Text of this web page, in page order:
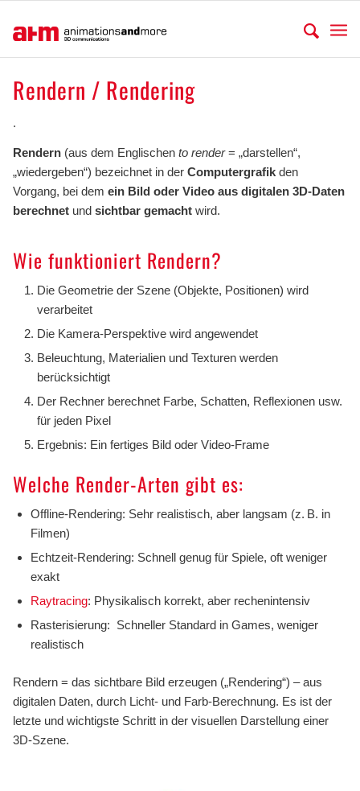
Rendern / Rendering
.
Rendern(aus dem Englischen to render= „darstellen“,
„wiedergeben“) bezeichnet in der Computergrafikden
Vorgang, bei dem ein Bild oder Video aus digitalen 3D-Daten
berechnetund sichtbar gemachtwird.
Wie funktioniert Rendern?
Die Geometrie der Szene (Objekte, Positionen) wird
verarbeitet
Die Kamera-Perspektive wird angewendet
Beleuchtung, Materialien und Texturen werden
berücksichtigt
Der Rechner berechnet Farbe, Schatten, Reflexionen usw.
für jeden Pixel
Ergebnis: Ein fertiges Bild oder Video-Frame
Welche Render-Arten gibt es:
Offline-Rendering: Sehr realistisch, aber langsam (z. B. in
Filmen)
Echtzeit-Rendering: Schnell genug für Spiele, oft weniger
exakt
Raytracing: Physikalisch korrekt, aber rechenintensiv
Rasterisierung: Schneller Standard in Games, weniger
realistisch
Rendern = das sichtbare Bild erzeugen („Rendering“) – aus
digitalen Daten, durch Licht- und Farb-Berechnung. Es ist der
letzte und wichtigste Schritt in der visuellen Darstellung einer
3D-Szene.